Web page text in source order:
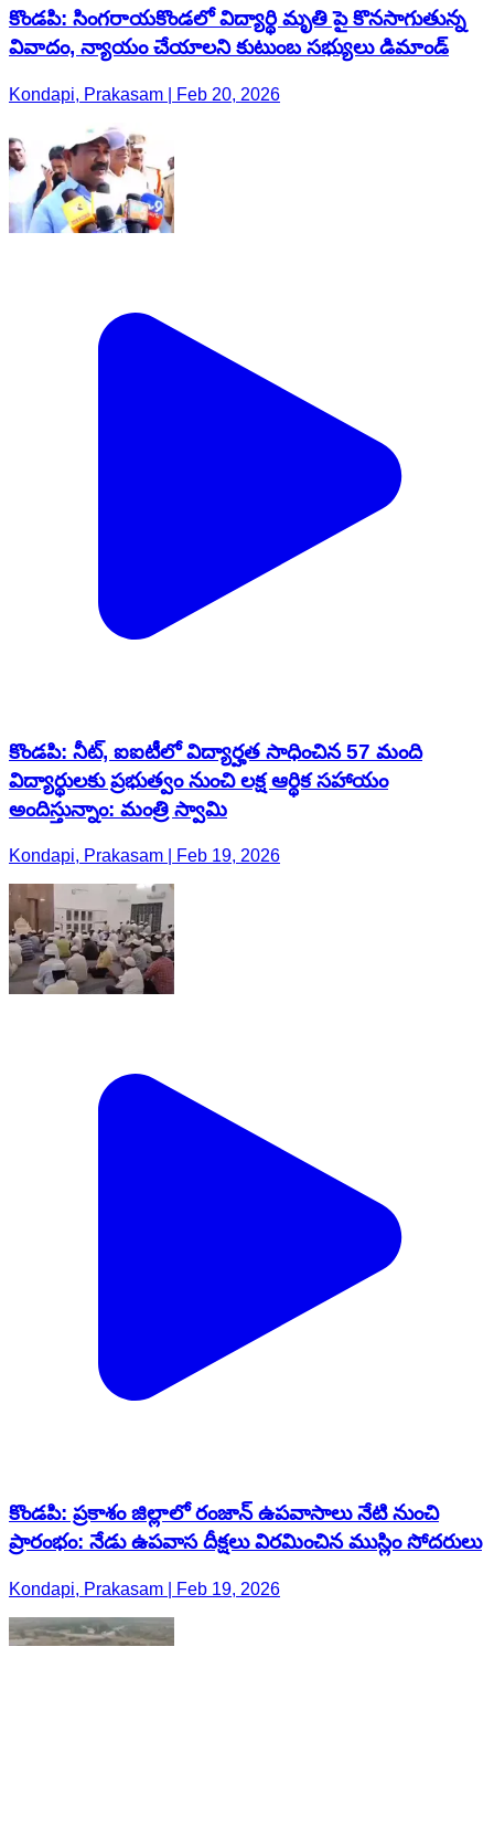
కొండపి: సింగరాయకొండలో విద్యార్థి మృతి పై కొనసాగుతున్న
వివాదం, న్యాయం చేయాలని కుటుంబ సభ్యులు డిమాండ్
Kondapi, Prakasam | Feb 20, 2026
కొండపి: నీట్, ఐఐటీలో విద్యార్హత సాధించిన 57 మంది
విద్యార్థులకు ప్రభుత్వం నుంచి లక్ష ఆర్థిక సహాయం
అందిస్తున్నాం: మంత్రి స్వామి
Kondapi, Prakasam | Feb 19, 2026
కొండపి: ప్రకాశం జిల్లాలో రంజాన్ ఉపవాసాలు నేటి నుంచి
ప్రారంభం: నేడు ఉపవాస దీక్షలు విరమించిన ముస్లిం సోదరులు
Kondapi, Prakasam | Feb 19, 2026